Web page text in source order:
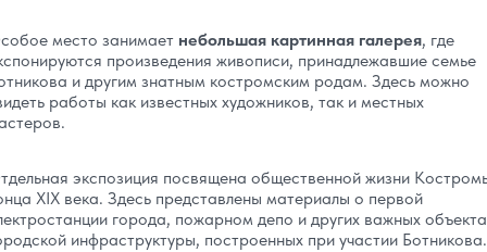
место занимает небольшая картинная галерея, где
произведения живописи, принадлежавшие семье
и другим знатным костромским родам. Здесь можно
работы как известных художников, так и местных
экспозиция посвящена общественной жизни
XIX века. Здесь представлены материалы о первой
города, пожарном депо и других важных
инфраструктуры, построенных при участии Ботникова.